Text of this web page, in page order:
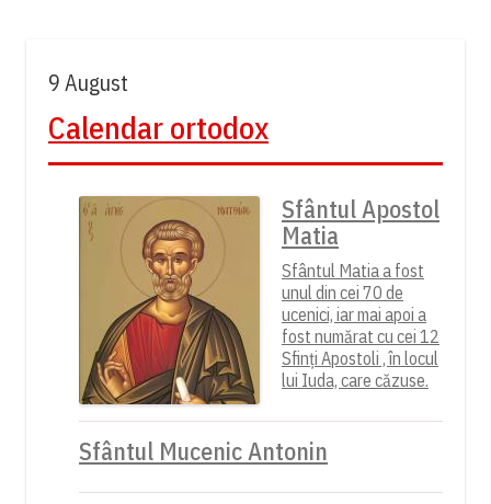
9 August
Calendar ortodox
Sfântul Apostol
Matia
Sfântul Matia a fost
unul din cei 70 de
ucenici, iar mai apoi a
fost numărat cu cei 12
Sfinți Apostoli , în locul
lui Iuda, care căzuse.
Sfântul Mucenic Antonin